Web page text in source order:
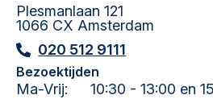
Plesmanlaan 121
1066 CX Amsterdam
020 512 9111
Bezoektijden
Ma-Vrij:
10:30 - 13:00 en